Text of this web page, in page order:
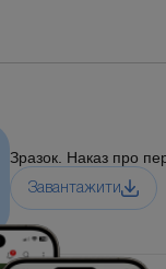
Зразок. Наказ про
Завантажити